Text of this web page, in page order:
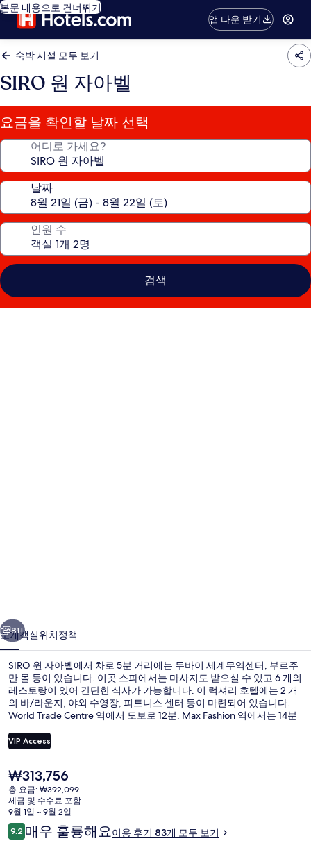
본문 내용으로 건너뛰기
앱 다운 받기
숙박 시설 모두 보기
SIRO 원 자아벨
요금을 확인할 날짜 선택
어디로 가세요?
날짜
인원 수
검색
진
갤
러
리
81+
소개객실위치정책
SIRO 원 자아벨에서 차로 5분 거리에는 두바이 세계무역센터, 부르주
만 몰 등이 있습니다. 이곳 스파에서는 마사지도 받으실 수 있고 6 개의
레스토랑이 있어 간단한 식사가 가능합니다. 이 럭셔리 호텔에는 2 개
의 바/라운지, 야외 수영장, 피트니스 센터 등이 마련되어 있습니다.
World Trade Centre 역에서 도보로 12분, Max Fashion 역에서는 14분
VIP Access
현
재
가
격
은
₩313,756
₩313,756
총 요금: ₩392,099
세금 및 수수료 포함
9월 1일 ~ 9월 2일
이
9.210점 만점 중 9.2점.
매우 훌륭해요이용 후기 83개 모두 보기